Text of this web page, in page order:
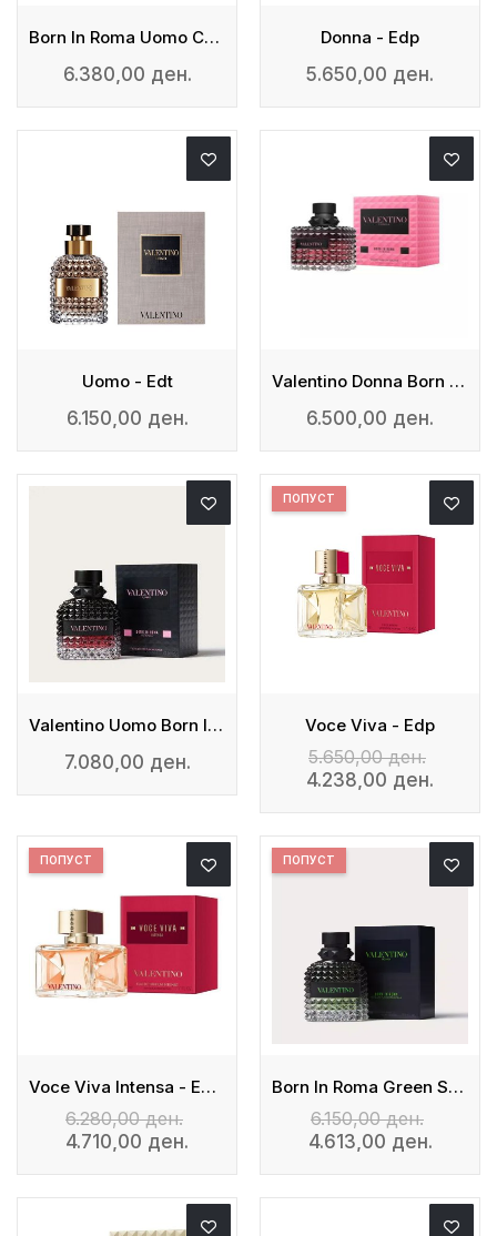
Born In Roma Uomo Coral Fantasy - Edt
6.380,00 ден.
Donna - Edp
5.650,00 ден.
Uomo - Edt
6.150,00 ден.
Valentino Donna Born In Roma Intense - EDP
6.500,00 ден.
Valentino Uomo Born In Roma Intense - Edp
7.080,00 ден.
Voce Viva - Edp
ПОПУСТ
5.650,00 ден.
4.238,00 ден.
Voce Viva Intensa - Eau De Parfum
ПОПУСТ
6.280,00 ден.
4.710,00 ден.
Born In Roma Green Stravaganza Uomo
ПОПУСТ
6.150,00 ден.
4.613,00 ден.